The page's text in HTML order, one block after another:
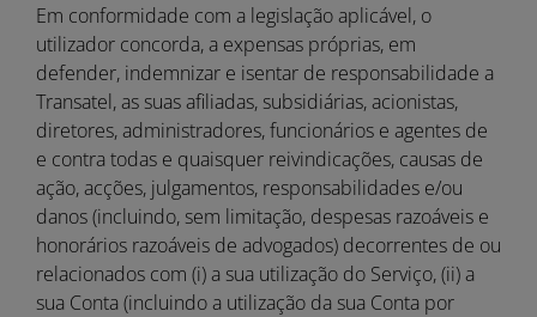
Em conformidade com a legislação aplicável, o
utilizador concorda, a expensas próprias, em
defender, indemnizar e isentar de responsabilidade a
Transatel, as suas afiliadas, subsidiárias, acionistas,
diretores, administradores, funcionários e agentes de
e contra todas e quaisquer reivindicações, causas de
ação, acções, julgamentos, responsabilidades e/ou
danos (incluindo, sem limitação, despesas razoáveis e
honorários razoáveis de advogados) decorrentes de ou
relacionados com (i) a sua utilização do Serviço, (ii) a
sua Conta (incluindo a utilização da sua Conta por